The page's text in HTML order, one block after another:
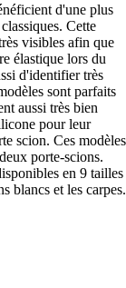
d'une plus
Cette
visibles afin que
élastique lors du
d'identifier très
sont parfaits
aussi très bien
pour leur
scion. Ces modèles
porte-scions.
en 9 tailles
blancs et les carpes.